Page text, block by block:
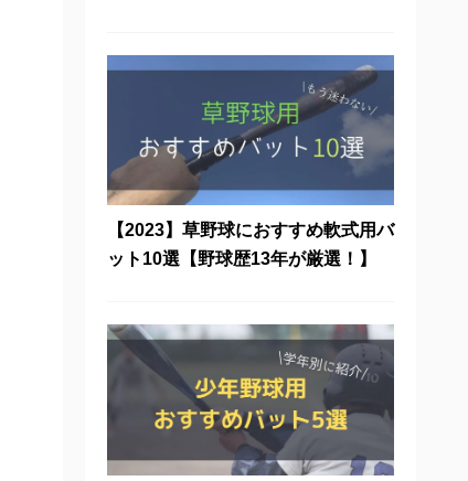
【2023】草野球におすすめ軟式用バ
ット10選【野球歴13年が厳選！】